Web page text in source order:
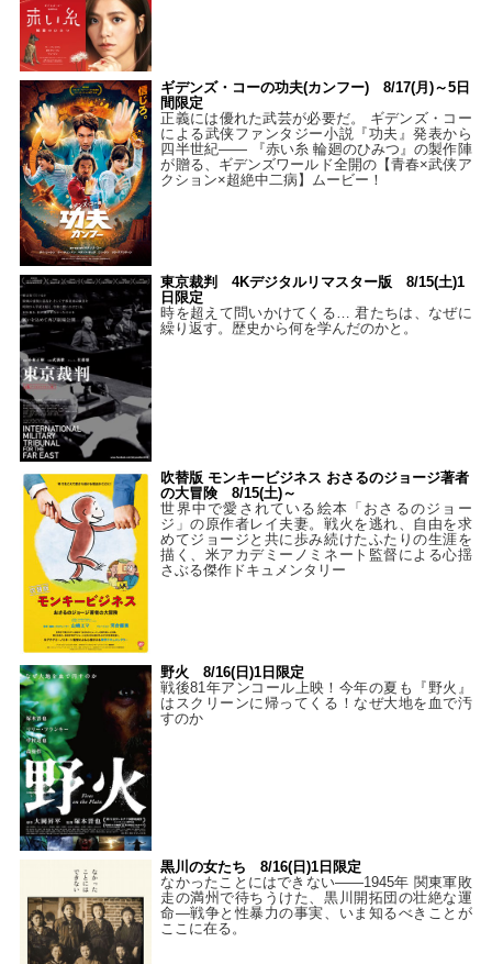
ギデンズ・コーの功夫(カンフー) 8/17(月)～5日
間限定
正義には優れた武芸が必要だ。 ギデンズ・コー
による武侠ファンタジー小説『功夫』発表から
四半世紀―― 『赤い糸 輪廻のひみつ』の製作陣
が贈る、ギデンズワールド全開の【青春×武侠ア
クション×超絶中二病】ムービー！
東京裁判 4Kデジタルリマスター版 8/15(土)1
日限定
時を超えて問いかけてくる… 君たちは、なぜに
繰り返す。歴史から何を学んだのかと。
吹替版 モンキービジネス おさるのジョージ著者
の大冒険 8/15(土)～
世界中で愛されている絵本「おさるのジョー
ジ」の原作者レイ夫妻。戦火を逃れ、自由を求
めてジョージと共に歩み続けたふたりの生涯を
描く、米アカデミーノミネート監督による心揺
さぶる傑作ドキュメンタリー
野火 8/16(日)1日限定
戦後81年アンコール上映！今年の夏も『野火』
はスクリーンに帰ってくる！なぜ大地を血で汚
すのか
黒川の女たち 8/16(日)1日限定
なかったことにはできない——1945年 関東軍敗
走の満州で待ちうけた、黒川開拓団の壮絶な運
命―戦争と性暴力の事実、いま知るべきことが
ここに在る。